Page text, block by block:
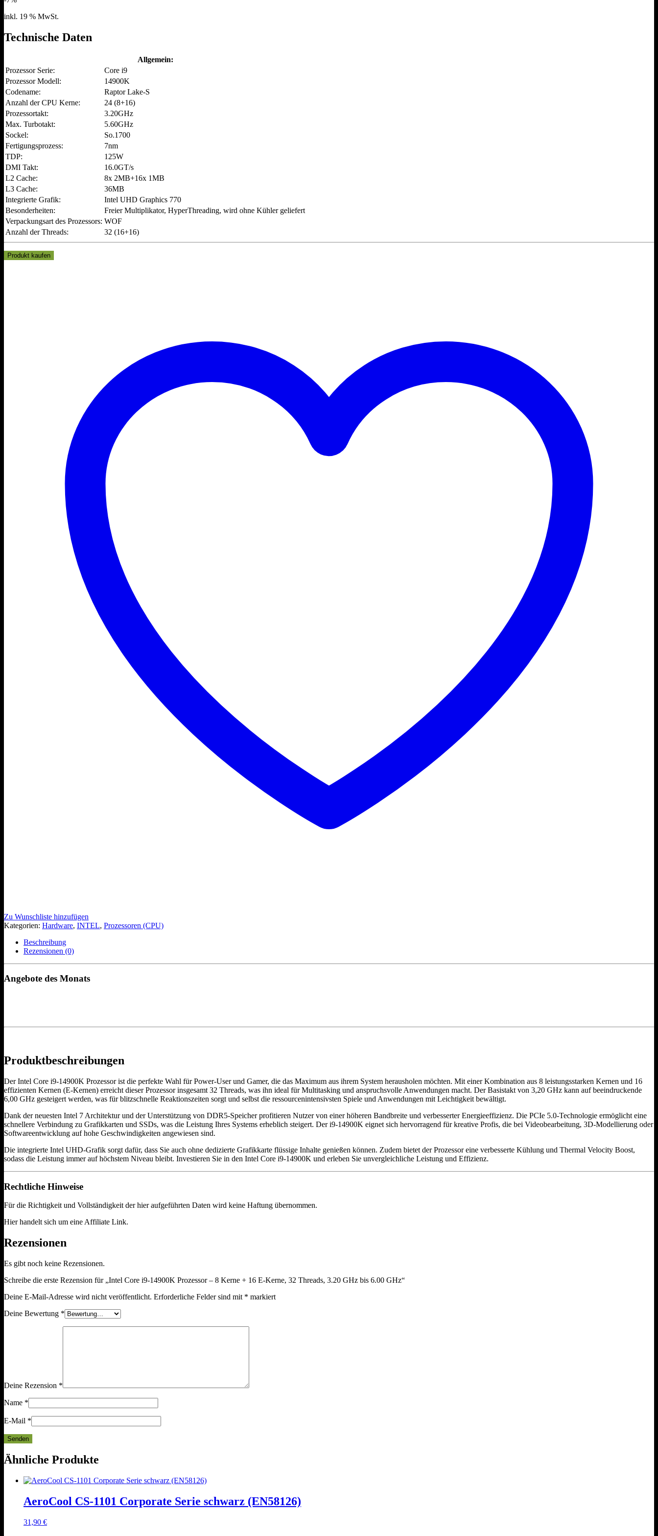
inkl. 19 % MwSt.
Technische Daten
Allgemein:
Prozessor Serie:
Core i9
Prozessor Modell:
14900K
Codename:
Raptor Lake-S
Anzahl der CPU Kerne:
24 (8+16)
Prozessortakt:
3.20GHz
Max. Turbotakt:
5.60GHz
Sockel:
So.1700
Fertigungsprozess:
7nm
TDP:
125W
DMI Takt:
16.0GT/s
L2 Cache:
8x 2MB+16x 1MB
L3 Cache:
36MB
Integrierte Grafik:
Intel UHD Graphics 770
Besonderheiten:
Freier Multiplikator, HyperThreading, wird ohne Kühler geliefert
Verpackungsart des Prozessors: WOF
Anzahl der Threads:
32 (16+16)
Produkt kaufen
Zu Wunschliste hinzufügen
Kategorien: Hardware, INTEL, Prozessoren (CPU)
Beschreibung
Rezensionen (0)
Angebote des Monats
Produktbeschreibungen
Der Intel Core i9-14900K Prozessor ist die perfekte Wahl für Power-User und Gamer, die das Maximum aus ihrem System herausholen möchten. Mit einer Kombination aus 8 leistungsstarken Kernen und 16
effizienten Kernen (E-Kernen) erreicht dieser Prozessor insgesamt 32 Threads, was ihn ideal für Multitasking und anspruchsvolle Anwendungen macht. Der Basistakt von 3,20 GHz kann auf beeindruckende
6,00 GHz gesteigert werden, was für blitzschnelle Reaktionszeiten sorgt und selbst die ressourcenintensivsten Spiele und Anwendungen mit Leichtigkeit bewältigt.
Dank der neuesten Intel 7 Architektur und der Unterstützung von DDR5-Speicher profitieren Nutzer von einer höheren Bandbreite und verbesserter Energieeffizienz. Die PCIe 5.0-Technologie ermöglicht eine
schnellere Verbindung zu Grafikkarten und SSDs, was die Leistung Ihres Systems erheblich steigert. Der i9-14900K eignet sich hervorragend für kreative Profis, die bei Videobearbeitung, 3D-Modellierung oder
Softwareentwicklung auf hohe Geschwindigkeiten angewiesen sind.
Die integrierte Intel UHD-Grafik sorgt dafür, dass Sie auch ohne dedizierte Grafikkarte flüssige Inhalte genießen können. Zudem bietet der Prozessor eine verbesserte Kühlung und Thermal Velocity Boost,
sodass die Leistung immer auf höchstem Niveau bleibt. Investieren Sie in den Intel Core i9-14900K und erleben Sie unvergleichliche Leistung und Effizienz.
Rechtliche Hinweise
Für die Richtigkeit und Vollständigkeit der hier aufgeführten Daten wird keine Haftung übernommen.
Hier handelt sich um eine Affiliate Link.
Rezensionen
Es gibt noch keine Rezensionen.
Schreibe die erste Rezension für „Intel Core i9-14900K Prozessor – 8 Kerne + 16 E-Kerne, 32 Threads, 3.20 GHz bis 6.00 GHz“
Deine E-Mail-Adresse wird nicht veröffentlicht. Erforderliche Felder sind mit * markiert
Deine Bewertung *
Deine Rezension *
Name *
E-Mail *
Ähnliche Produkte
AeroCool CS-1101 Corporate Serie schwarz (EN58126)
31,90 €